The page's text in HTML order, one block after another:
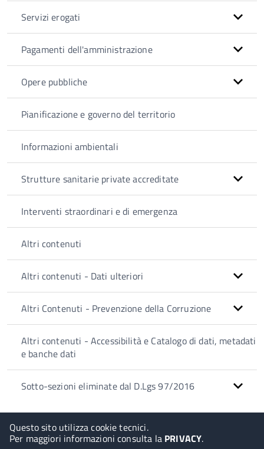
Questo sito utilizza cookie tecnici.
Per maggiori informazioni consulta la PRIVACY.
Servizi erogati
Pagamenti dell'amministrazione
Opere pubbliche
Pianificazione e governo del territorio
Informazioni ambientali
Strutture sanitarie private accreditate
Interventi straordinari e di emergenza
Altri contenuti
Altri contenuti - Dati ulteriori
Altri Contenuti - Prevenzione della Corruzione
Altri contenuti - Accessibilità e Catalogo di dati, metadati
e banche dati
Sotto-sezioni eliminate dal D.Lgs 97/2016